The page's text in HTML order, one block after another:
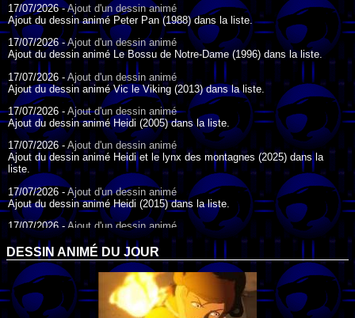
17/07/2026 -Ajout d'un dessin animé
Ajout du dessin animé Peter Pan (1988) dans la liste.
17/07/2026 -Ajout d'un dessin animé
Ajout du dessin animé Le Bossu de Notre-Dame (1996) dans la liste.
17/07/2026 - Ajout d'un dessin animé
Ajout du dessin animé Vic le Viking (2013) dans la liste.
17/07/2026 - Ajout d'un dessin animé
Ajout du dessin animé Heidi (2005) dans la liste.
17/07/2026 - Ajout d'un dessin animé
Ajout du dessin animé Heidi et le lynx des montagnes (2025) dans la
liste.
17/07/2026 -Ajout d'un dessin animé
Ajout du dessin animé Heidi (2015) dans la liste.
17/07/2026 -Ajout d'un dessin animé
Ajout du dessin animé Heidi (1995) dans la liste.
09/07/2026 -Ajout d'un dessin animé
Ajout du dessin animé Genki l'Aventurier de la Chance (2006) dans la
liste.
04/07/2026 - Ajout d'un dessin animé
DESSIN ANIMÉ DU JOUR